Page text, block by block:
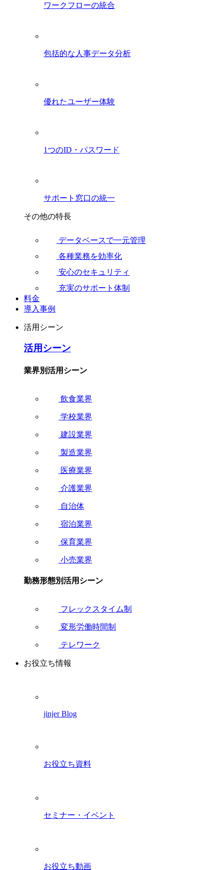
ワークフローの統合
包括的な人事データ分析
優れたユーザー体験
1つのID・パスワード
サポート窓口の統一
その他の特長
データベースで一元管理
各種業務を効率化
安心のセキュリティ
充実のサポート体制
料金
導入事例
活用シーン
活用シーン
業界別活用シーン
飲食業界
学校業界
建設業界
製造業界
医療業界
介護業界
自治体
宿泊業界
保育業界
小売業界
勤務形態別活用シーン
フレックスタイム制
変形労働時間制
テレワーク
お役立ち情報
jinjer Blog
お役立ち資料
セミナー・イベント
お役立ち動画